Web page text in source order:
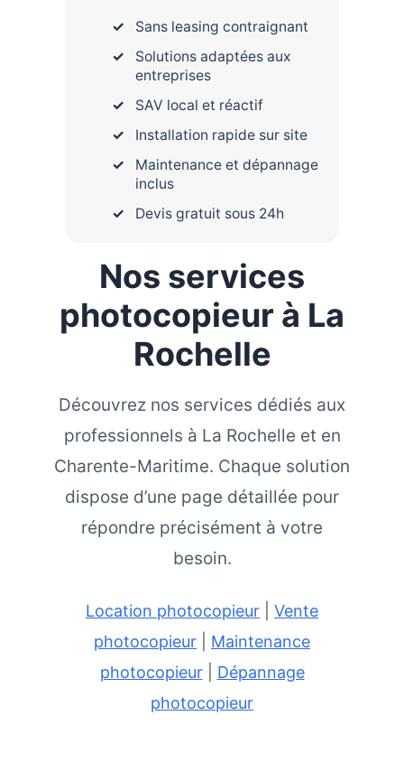
Sans leasing contraignant
Solutions adaptées aux
entreprises
SAV local et réactif
Installation rapide sur site
Maintenance et dépannage
inclus
Devis gratuit sous 24h
Nos services
photocopieur à La
Rochelle
Découvrez nos services dédiés aux
professionnels à La Rochelle et en
Charente-Maritime. Chaque solution
dispose d’une page détaillée pour
répondre précisément à votre
besoin.
Location photocopieur
Vente
photocopieur
Maintenance
photocopieur| Dépannage
photocopieur